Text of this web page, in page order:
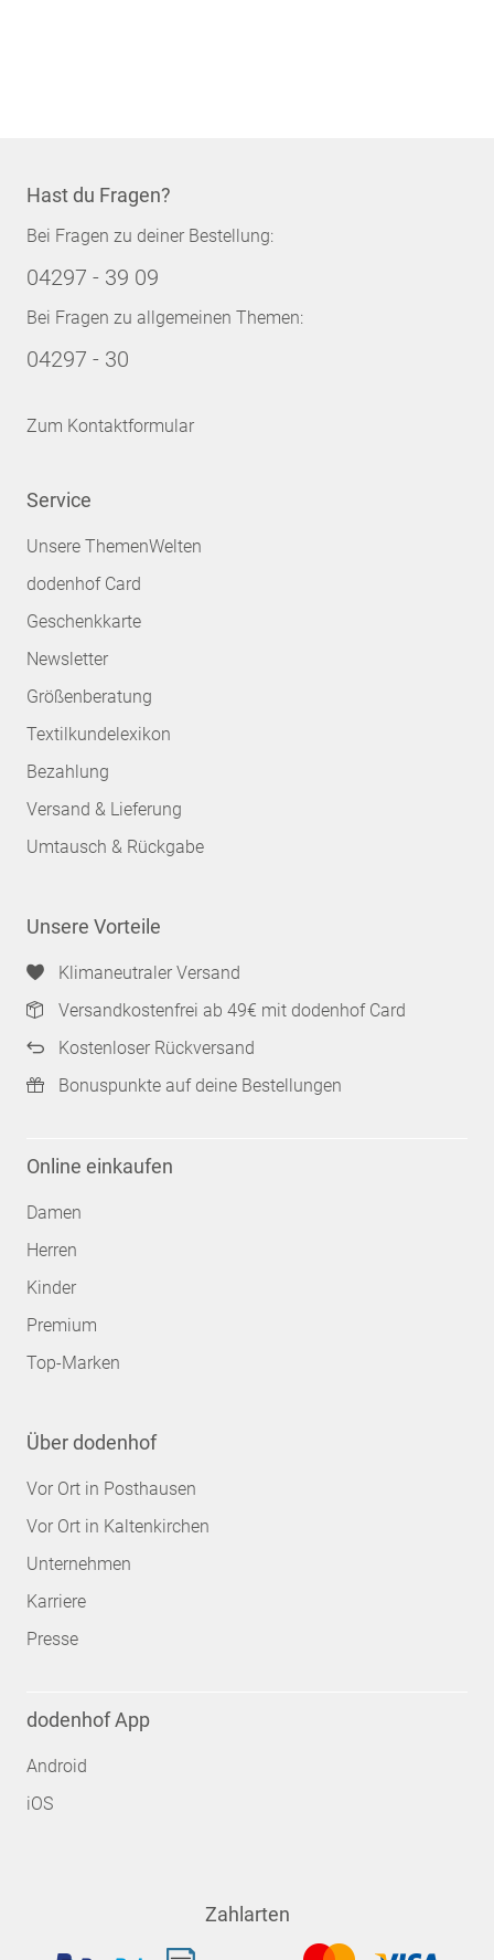
Hast du Fragen?
Bei Fragen zu deiner Bestellung:
04297 - 39 09
Bei Fragen zu allgemeinen Themen:
04297 - 30
Zum Kontaktformular
Service
Unsere ThemenWelten
dodenhof Card
Geschenkkarte
Newsletter
Größenberatung
Textilkundelexikon
Bezahlung
Versand & Lieferung
Umtausch & Rückgabe
Unsere Vorteile
Klimaneutraler Versand
Versandkostenfrei ab 49€ mit dodenhof Card
Kostenloser Rückversand
Bonuspunkte auf deine Bestellungen
Online einkaufen
Damen
Herren
Kinder
Premium
Top-Marken
Über dodenhof
Vor Ort in Posthausen
Vor Ort in Kaltenkirchen
Unternehmen
Karriere
Presse
dodenhof App
Android
iOS
Zahlarten